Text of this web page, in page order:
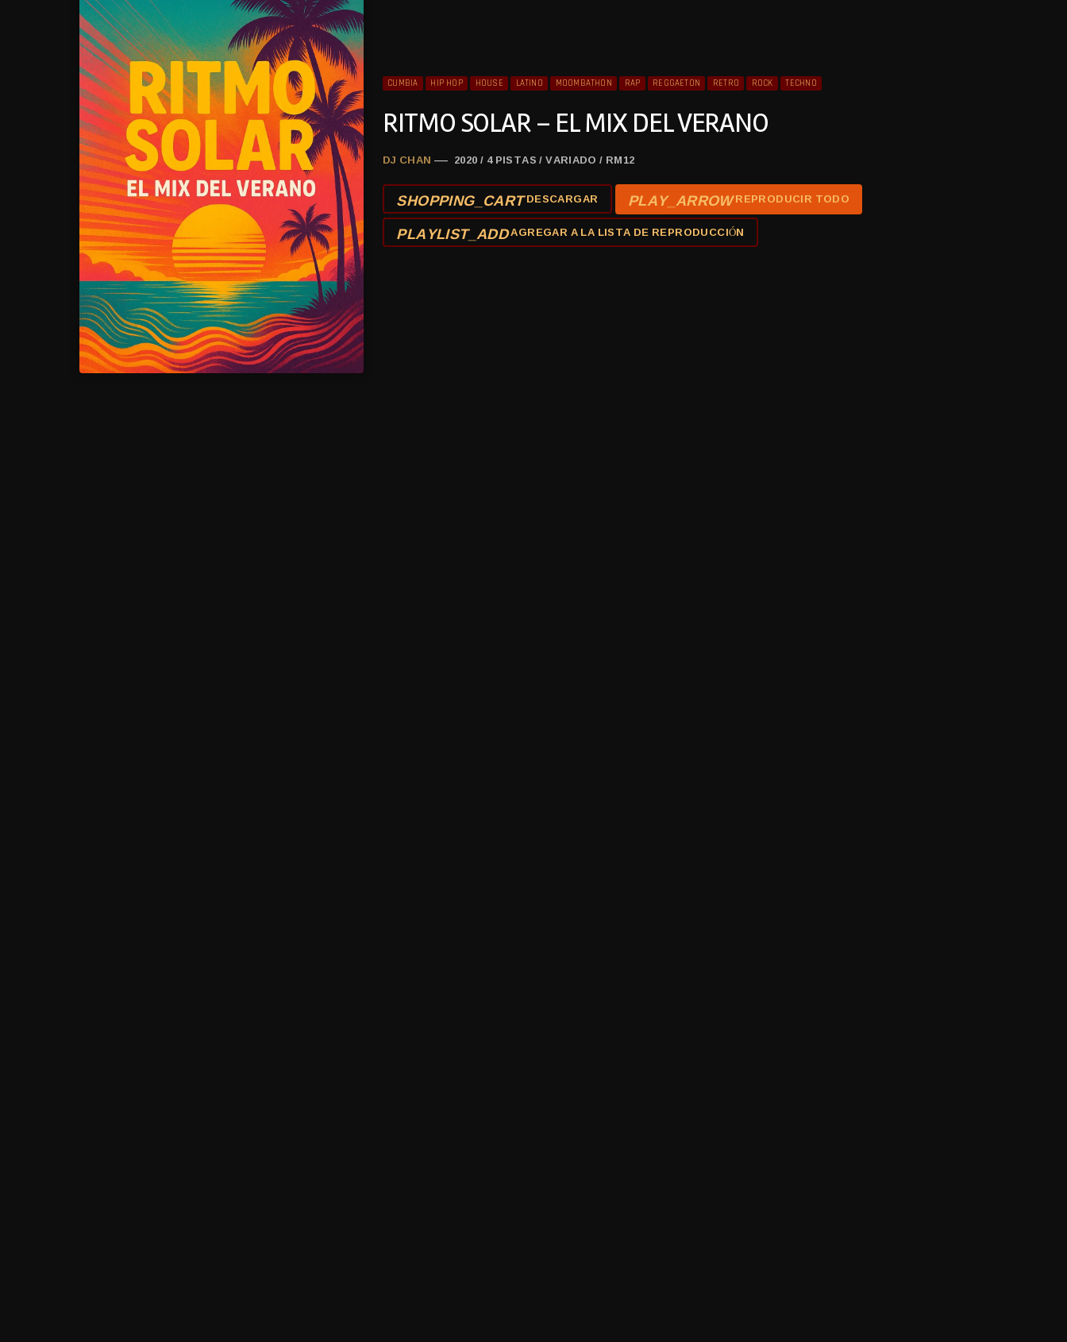
CUMBIA HIP HOP HOUSE LATINO MOOMBATHON RAP REGGAETON RETRO ROCK TECHNO
RITMO SOLAR – EL MIX DEL VERANO
DJ CHAN — 2020 / 4 PISTAS / VARIADO / RM12
SHOPPING_CARTDESCARGAR PLAY_ARROWREPRODUCIR TODO
PLAYLIST_ADDAGREGAR A LA LISTA DE REPRODUCCIÓN